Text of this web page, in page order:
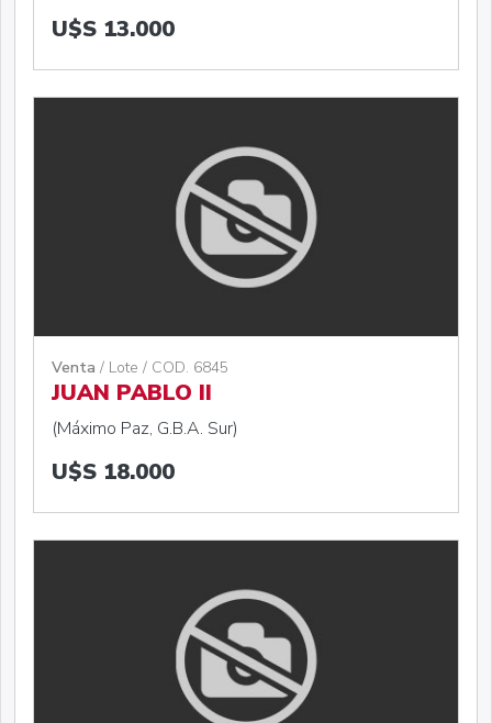
U$S 13.000
Venta / Lote / COD. 6845
JUAN PABLO II
(Máximo Paz, G.B.A. Sur)
U$S 18.000